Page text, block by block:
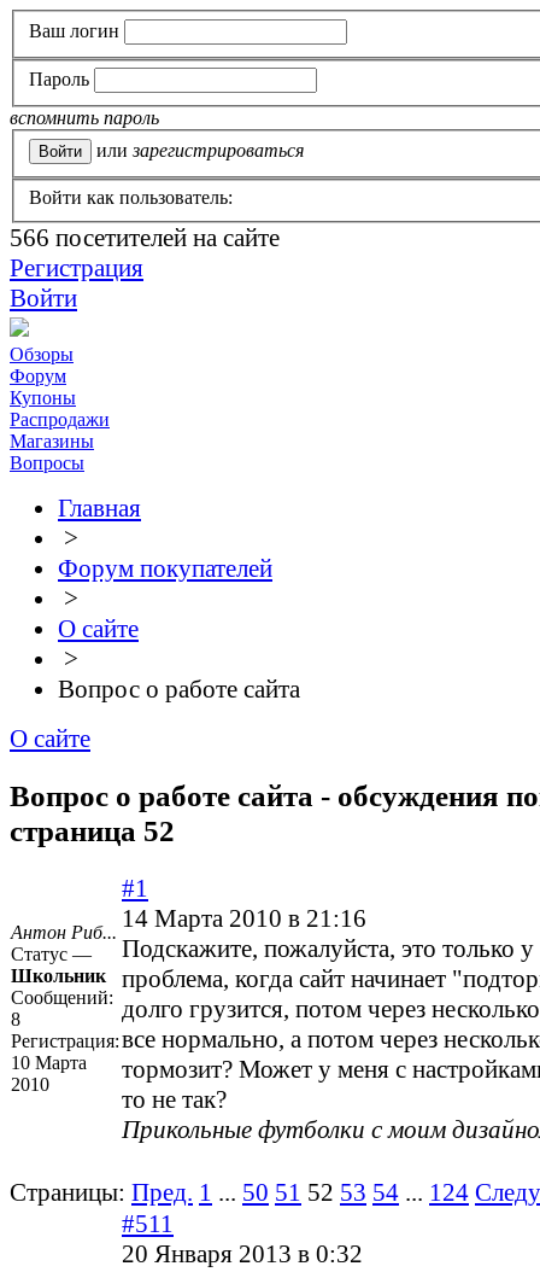
Ваш логин
Пароль
вспомнить пароль
или зарегистрироваться
Войти как пользователь:
566 посетителей на сайте
Регистрация
Войти
Обзоры
Форум
Купоны
Распродажи
Магазины
Вопросы
Главная
>
Форум покупателей
>
О сайте
>
Вопрос о работе сайта
О сайте
Вопрос о работе сайта - обсуждения
страница 52
Антон Риб...
Статус —
Школьник
Сообщений:
8
Регистрация:
10 Марта
2010
#1
14 Марта 2010 в 21:16
Подскажите, пожалуйста, это только у
проблема, когда сайт начинает
долго грузится, потом через
все нормально, а потом через
тормозит? Может у меня с
то не так?
Прикольные футболки с моим
Страницы: Пред. 1 ... 50 51 52 53 54 ... 124
#511
20 Января 2013 в 0:32